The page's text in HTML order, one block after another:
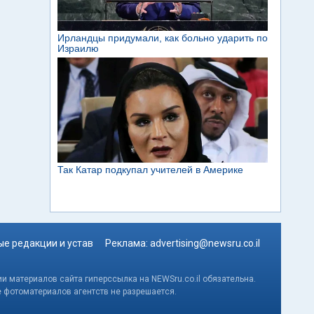
редакции и устав Реклама: advertising@newsru.co.il
сайта гиперссылка на NEWSru.co.il обязательна.
агентств не разрешается.